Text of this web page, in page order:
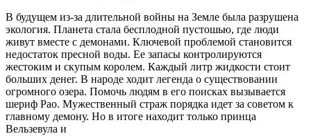
В будущем из-за длительной войны на Земле была разрушена
экология. Планета стала бесплодной пустошью, где люди
живут вместе с демонами. Ключевой проблемой становится
недостаток пресной воды. Ее запасы контролируются
жестоким и скупым королем. Каждый литр жидкости стоит
больших денег. В народе ходит легенда о существовании
огромного озера. Помочь людям в его поисках вызывается
шериф Рао. Мужественный страж порядка идет за советом к
главному демону. Но в итоге находит только принца
Вельзевула и